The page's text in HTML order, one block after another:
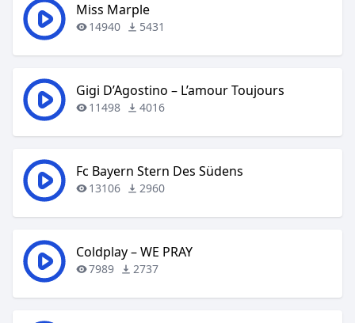
Miss Marple
14940 5431
Gigi D’Agostino – L’amour Toujours
11498 4016
Fc Bayern Stern Des Südens
13106 2960
Coldplay – WE PRAY
7989 2737